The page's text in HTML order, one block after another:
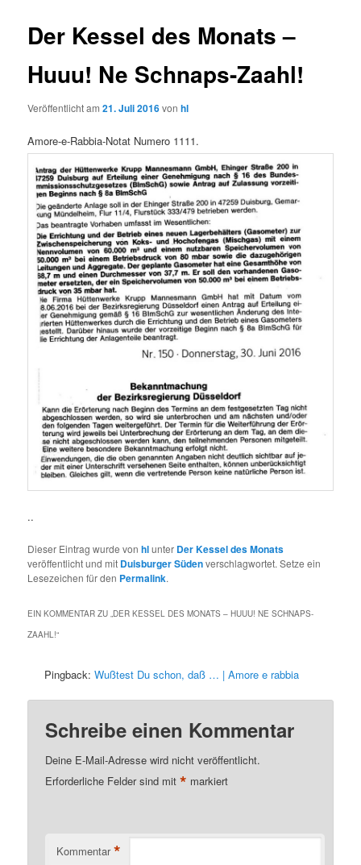
Der Kessel des Monats –
Huuu! Ne Schnaps-Zaahl!
Veröffentlicht am21. Juli 2016vonhl
Amore-e-Rabbia-Notat Numero 1111.
..
Dieser Eintrag wurde vonhlunter Der Kessel des Monats
veröffentlicht und mit Duisburger Südenverschlagwortet. Setze ein
Lesezeichen für den Permalink.
EIN KOMMENTAR ZU „ DER KESSEL DES MONATS – HUUU! NE SCHNAPS-
ZAAHL!“
Pingback:Wußtest Du schon, daß … | Amore e rabbia
Schreibe einen Kommentar
Deine E-Mail-Adresse wird nicht veröffentlicht.
Erforderliche Felder sind mit* markiert
Kommentar *